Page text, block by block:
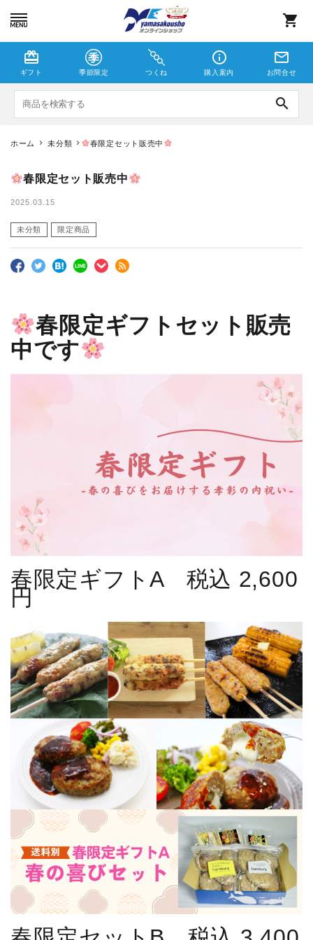
shopping_cart
card_giftcard
ギフト 季節限定 つくね
info_outline
購入案内
mail_outline
お問合せ
search
しゃこえび
季節限定
ホーム 未分類 春限定セット販売中
春限定セット販売中
2025.03.15
未分類 限定商品
春限定ギフトセット販売
中です
春限定ギフトA 税込 2,600
円